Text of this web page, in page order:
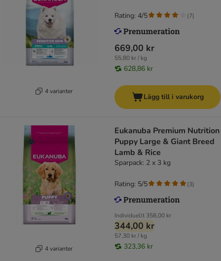
4 varianter
669,00 kr
55,80 kr / kg
628,86 kr
Rating: 4/5 (7)
Lägg till i varukorg
4 varianter
Eukanuba Premium Nutrition
Puppy Large & Giant Breed
Lamb & Rice
Sparpack: 2 x 3 kg
Individuellt 358,00 kr
344,00 kr
57,30 kr / kg
323,36 kr
Rating: 5/5 (3)